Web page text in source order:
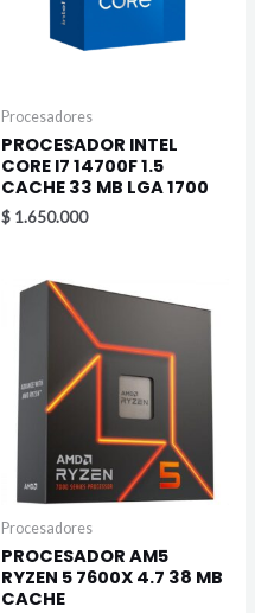
Procesadores
PROCESADOR INTEL
CORE I7 14700F 1.5
CACHE 33 MB LGA 1700
$ 1.650.000
Procesadores
PROCESADOR AM5
RYZEN 5 7600X 4.7 38 MB
CACHE